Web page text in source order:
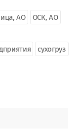
АО
ОСК, АО
сухогруз